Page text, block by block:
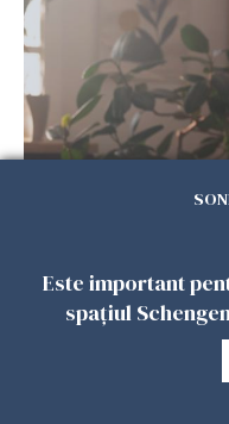
imigranți
26 IULIE 2026
Este important
spațiul